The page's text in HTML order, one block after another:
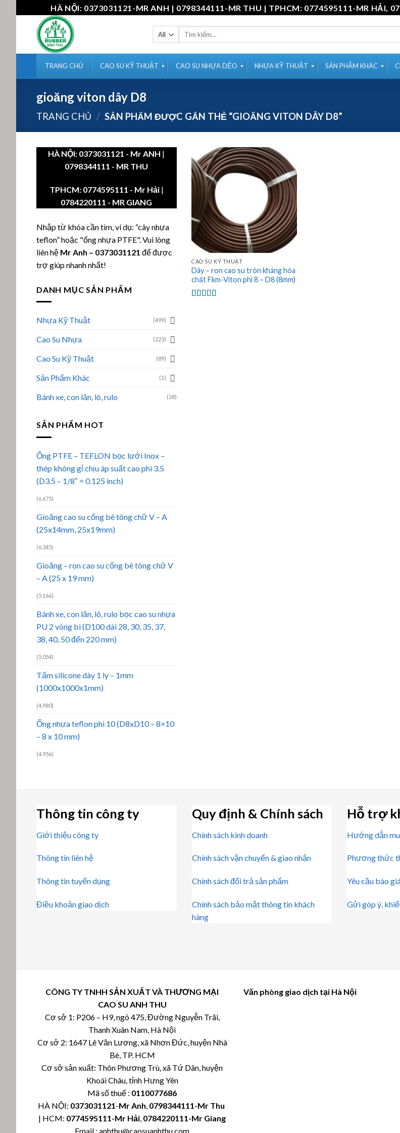
to
content
HÀ NỘI: 0373031121-MR ANH | 0798344111-MR THU | TPHCM: 0774595111-MR HẢI,
Tìm
TRANG CHỦ CAO SU KỸ THUẬT CAO SU NHỰA DẺO NHỰA KỸ THUẬT SẢN PHẨM KHÁC
gioăng viton dây D8
TRANG CHỦ / SẢN PHẨM ĐƯỢC GẮN THẺ “GIOĂNG VITON DÂY D8”
HÀ NỘI: 0373031121 - Mr ANH |
0798344111 - MR THU
TPHCM: 0774595111 - Mr Hải|
0784220111 - MR GIANG
Nhập từ khóa cần tìm, ví dụ: “cây nhựa
teflon” hoặc "ống nhựa PTFE". Vui lòng
liên hệ Mr Anh – 0373031121 để được
trợ giúp nhanh nhất!
DANH MỤC SẢN PHẨM
Nhựa Kỹ Thuật (499)
Cao Su Nhựa (223)
Cao Su Kỹ Thuật (89)
Sản Phẩm Khác (1)
Bánh xe, con lăn, lô, rulo (28)
SẢN PHẨM HOT
Ống PTFE – TEFLON bọc lưới Inox –
thép không gỉ chịu áp suất cao phi 3.5
(D3.5 – 1/8″ = 0.125 inch)
(6.675)
Gioăng cao su cống bê tông chữ V – A
(25x14mm, 25x19mm)
(6.345)
Gioăng – ron cao su cống bê tông chữ V
– A (25 x 19 mm)
(5.166)
Bánh xe, con lăn, lô, rulo bọc cao su nhựa
PU 2 vòng bi (D100 dài 28, 30, 35, 37,
38, 40, 50 đến 220 mm)
(5.054)
Tấm silicone dày 1 ly – 1mm
(1000x1000x1mm)
(4.980)
Ống nhựa teflon phi 10 (D8xD10 – 8×10
– 8 x 10 mm)
(4.956)
CAO SU KỸ THUẬT
Dây – ron cao su tròn kháng hóa
chất Fkm-Viton phi 8 – D8 (8mm)
Thông tin công ty
Giới thiệu công ty
Thông tin liên hệ
Thông tin tuyển dụng
Điều khoản giao dịch
Quy định & Chính sách
Chính sách kinh doanh
Chính sách vận chuyển & giao nhận
Chính sách đổi trả sản phẩm
Chính sách bảo mật thông tin khách
hàng
Hỗ trợ
Hướng dẫn
Phương thức
Yêu cầu báo
Gửi góp ý,
CÔNG TY TNHH SẢN XUẤT VÀ THƯƠNG MẠI
CAO SU ANH THU
Cơ sở 1: P206 – H9, ngõ 475, Đường Nguyễn Trãi,
Thanh Xuân Nam, Hà Nội
Cơ sở 2: 1647 Lê Văn Lương, xã Nhơn Đức, huyện Nhà
Bè, TP. HCM
Cơ sở sản xuất: Thôn Phương Trù, xã Tứ Dân, huyện
Khoái Châu, tỉnh Hưng Yên
Mã số thuế : 0110077686
HÀ NỘI: 0373031121-Mr Anh, 0798344111-Mr Thu
| HCM: 0774595111-Mr Hải, 0784220111-Mr Giang
Email : anhthu@caosuanhthu.com
Văn phòng giao dịch tại Hà Nội